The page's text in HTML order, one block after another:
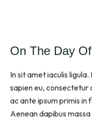
On The Day
In sit amet iaculis
sapien eu, consectetur
ac ante ipsum primis in
Aenean dapibus